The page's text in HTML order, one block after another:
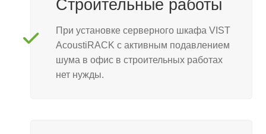
Строительные работы
При установке серверного шкафа VIST
AcoustiRACK с активным подавлением
шума в офис в строительных работах
нет нужды.